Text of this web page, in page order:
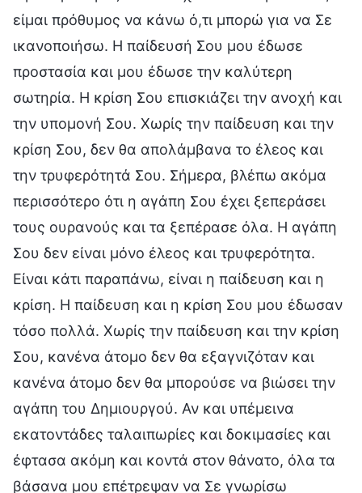
είμαι πρόθυμος να κάνω ό,τι μπορώ για να Σε
ικανοποιήσω. Η παίδευσή Σου μου έδωσε
προστασία και μου έδωσε την καλύτερη
σωτηρία. Η κρίση Σου επισκιάζει την ανοχή και
την υπομονή Σου. Χωρίς την παίδευση και την
κρίση Σου, δεν θα απολάμβανα το έλεος και
την τρυφερότητά Σου. Σήμερα, βλέπω ακόμα
περισσότερο ότι η αγάπη Σου έχει ξεπεράσει
τους ουρανούς και τα ξεπέρασε όλα. Η αγάπη
Σου δεν είναι μόνο έλεος και τρυφερότητα.
Είναι κάτι παραπάνω, είναι η παίδευση και η
κρίση. Η παίδευση και η κρίση Σου μου έδωσαν
τόσο πολλά. Χωρίς την παίδευση και την κρίση
Σου, κανένα άτομο δεν θα εξαγνιζόταν και
κανένα άτομο δεν θα μπορούσε να βιώσει την
αγάπη του Δημιουργού. Αν και υπέμεινα
εκατοντάδες ταλαιπωρίες και δοκιμασίες και
έφτασα ακόμη και κοντά στον θάνατο, όλα τα
βάσανα μου επέτρεψαν να Σε γνωρίσω